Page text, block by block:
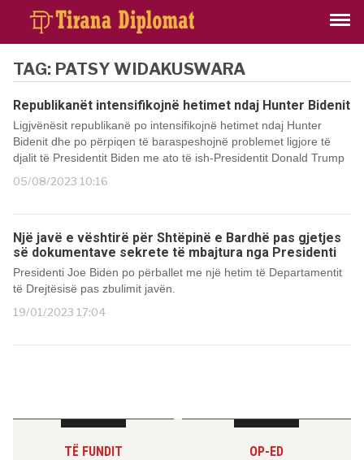
TAG: PATSY WIDAKUSWARA
Republikanët intensifikojnë hetimet ndaj Hunter Bidenit
Ligjvënësit republikanë po intensifikojnë hetimet ndaj Hunter
Bidenit dhe po përpiqen të baraspeshojnë problemet ligjore të
djalit të Presidentit Biden me ato të ish-Presidentit Donald Trump
05/08/2023 10:16
Një javë e vështirë për Shtëpinë e Bardhë pas gjetjes
së dokumentave sekrete të mbajtura nga Presidenti
Presidenti Joe Biden po përballet me një hetim të Departamentit
të Drejtësisë pas zbulimit javën.
19/01/2023 17:04
TË FUNDIT OP-ED